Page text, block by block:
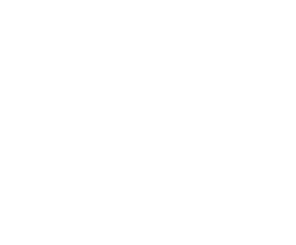
stellen.
Dienstleistungen und im